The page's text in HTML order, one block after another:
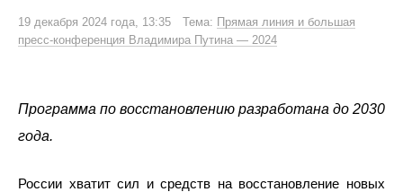
19 декабря 2024 года, 13:35 Тема: Прямая линия и большая
пресс-конференция Владимира Путина — 2024
Программа по восстановлению разработана до 2030
года.
России хватит сил и средств на восстановление новых